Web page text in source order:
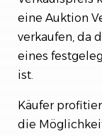
eine Auktion
verkaufen, da
eines
ist.
Käufer
die